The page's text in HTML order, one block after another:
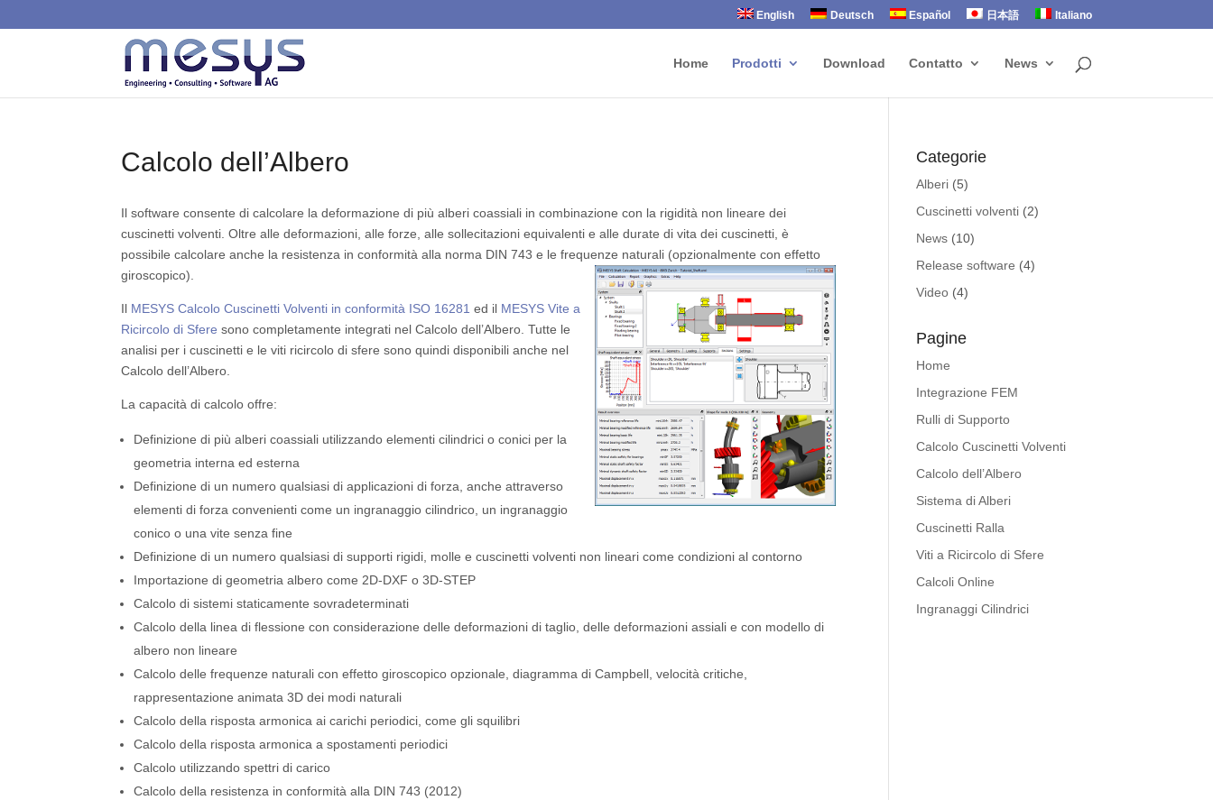
English Deutsch Español 日本語 Italiano
Home Prodotti Download Contatto News
Calcolo dell’Albero
Il software consente di calcolare la deformazione di più alberi coassiali in combinazione con la rigidità non lineare dei
cuscinetti volventi. Oltre alle deformazioni, alle forze, alle sollecitazioni equivalenti e alle durate di vita dei cuscinetti, è
possibile calcolare anche la resistenza in conformità alla norma DIN 743 e le frequenze naturali (opzionalmente con effetto
giroscopico).
Il MESYS Calcolo Cuscinetti Volventi in conformità ISO 16281 ed il MESYS Vite a
Ricircolo di Sfere sono completamente integrati nel Calcolo dell’Albero. Tutte le
analisi per i cuscinetti e le viti ricircolo di sfere sono quindi disponibili anche nel
Calcolo dell’Albero.
La capacità di calcolo offre:
Definizione di più alberi coassiali utilizzando elementi cilindrici o conici per la
geometria interna ed esterna
Definizione di un numero qualsiasi di applicazioni di forza, anche attraverso
elementi di forza convenienti come un ingranaggio cilindrico, un ingranaggio
conico o una vite senza fine
Definizione di un numero qualsiasi di supporti rigidi, molle e cuscinetti volventi non lineari come condizioni al contorno
Importazione di geometria albero come 2D-DXF o 3D-STEP
Calcolo di sistemi staticamente sovradeterminati
Calcolo della linea di flessione con considerazione delle deformazioni di taglio, delle deformazioni assiali e con modello di
albero non lineare
Calcolo delle frequenze naturali con effetto giroscopico opzionale, diagramma di Campbell, velocità critiche,
rappresentazione animata 3D dei modi naturali
Calcolo della risposta armonica ai carichi periodici, come gli squilibri
Calcolo della risposta armonica a spostamenti periodici
Calcolo utilizzando spettri di carico
Calcolo della resistenza in conformità alla DIN 743 (2012)
Categorie
Alberi (5)
Cuscinetti volventi (2)
News (10)
Release software (4)
Video (4)
Pagine
Home
Integrazione FEM
Rulli di Supporto
Calcolo Cuscinetti Volventi
Calcolo dell’Albero
Sistema di Alberi
Cuscinetti Ralla
Viti a Ricircolo di Sfere
Calcoli Online
Ingranaggi Cilindrici